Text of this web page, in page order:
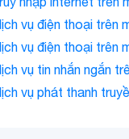
vụ điện thoại trên
vụ điện thoại trên
vụ tin nhắn ngắn
vụ phát thanh